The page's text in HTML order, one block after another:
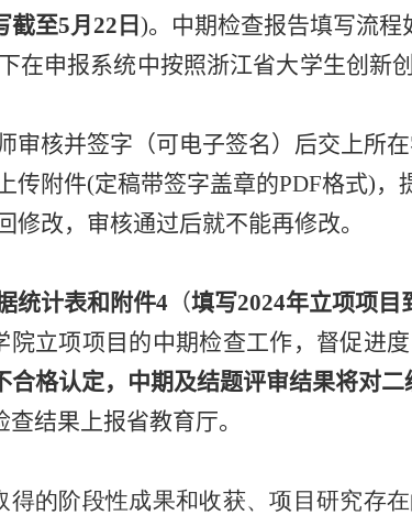
截至5月 22 日 )。 中期检查报告填写流程
在申报系统中按照浙江省大学生创
审核并签字（可电子签名）后交上所
传附件(定稿带签字盖章的PDF格式)，
修改，审核通过后就不能再修改。
统计表和附件4 （填写2024年立项项目
立项项目的中期检查工作，督促进度
格认定，中期及结题评审结果将对
结果上报省教育厅。
的阶段性成果和收获、项目研究存